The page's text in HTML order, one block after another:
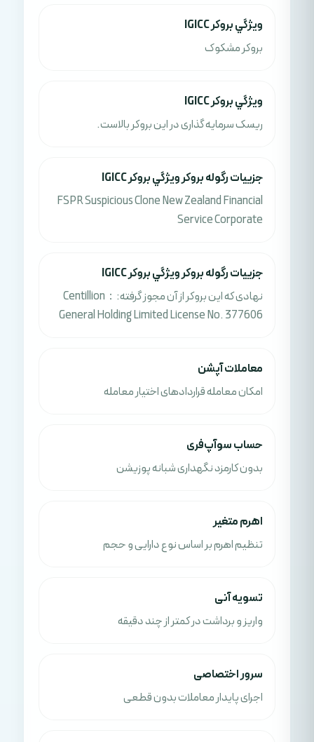
ويژگي بروکر IGICC
بروکر مشکوک
ويژگي بروکر IGICC
ریسک سرمایه گذاری در این بروکر بالاست.
جزييات رگوله بروکر ويژگي بروکر IGICC
FSPR Suspicious Clone New Zealand Financial
Service Corporate
جزييات رگوله بروکر ويژگي بروکر IGICC
نهادی که این بروکر از آن مجوز گرفته:：Centillion
General Holding Limited License No. 377606
معاملات آپشن
امکان معامله قراردادهای اختیار معامله
حساب سوآپ‌فری
بدون کارمزد نگهداری شبانه پوزیشن
اهرم متغیر
تنظیم اهرم بر اساس نوع دارایی و حجم
تسویه آنی
واریز و برداشت در کمتر از چند دقیقه
سرور اختصاصی
اجرای پایدار معاملات بدون قطعی